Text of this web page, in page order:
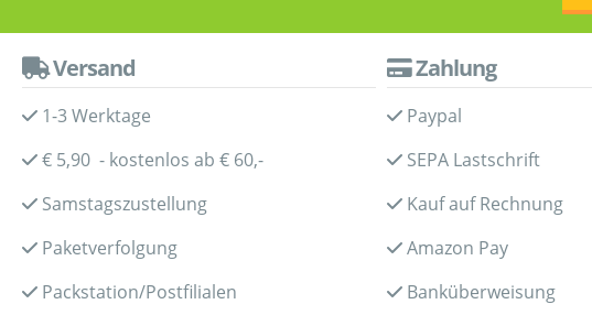
Versand
1-3 Werktage
€ 5,90 - kostenlos ab € 60,-
Samstagszustellung
Paketverfolgung
Packstation/Postfilialen
Zahlung
Paypal
SEPA Lastschrift
Kauf auf Rechnung
Amazon Pay
Banküberweisung